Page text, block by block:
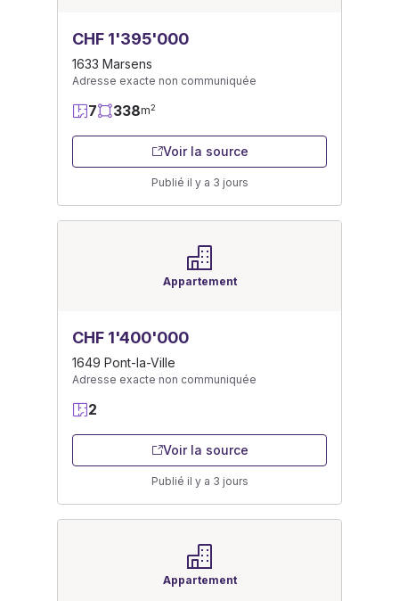
CHF 1'395'000
1633 Marsens
Adresse exacte non communiquée
7 338m2
Voir la source
Publié il y a 3 jours
Appartement
CHF 1'400'000
1649 Pont-la-Ville
Adresse exacte non communiquée
2
Voir la source
Publié il y a 3 jours
Appartement